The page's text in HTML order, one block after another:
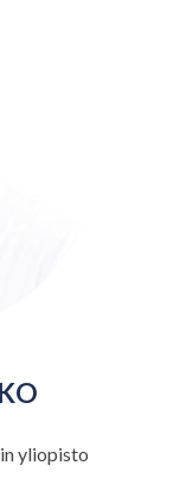
yliopisto